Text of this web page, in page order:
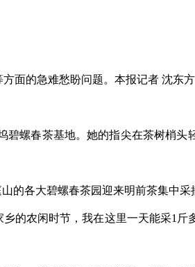
面的急难愁盼问题。本报记者 沈东
碧螺春茶基地。她的指尖在茶树梢头
的各大碧螺春茶园迎来明前茶集中采
的农闲时节，我在这里一天能采1斤